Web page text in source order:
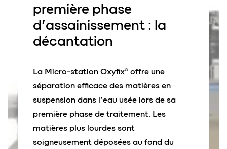
première phase
d’assainissement : la
décantation
La Micro-station Oxyfix® offre une
séparation efficace des matières en
suspension dans l’eau usée lors de sa
première phase de traitement. Les
matières plus lourdes sont
soigneusement déposées au fond du